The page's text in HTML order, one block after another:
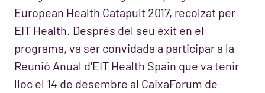
European Health Catapult 2017, recolzat per
EIT Health. Després del seu èxit en el
programa, va ser convidada a participar a la
Reunió Anual d'EIT Health Spain que va tenir
lloc el 14 de desembre al CaixaForum de